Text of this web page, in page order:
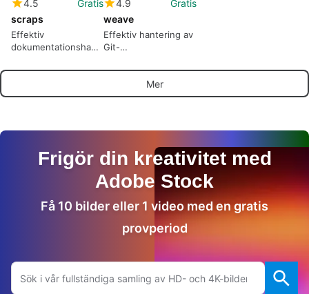
4.5
Gratis
scraps
Effektiv
dokumentationshantering
4.9
Gratis
weave
Effektiv hantering av
Git-
Mer
Frigör din kreativitet med
Adobe Stock
Få 10 bilder eller 1 video med en gratis
provperiod
Sök på Adobe.com